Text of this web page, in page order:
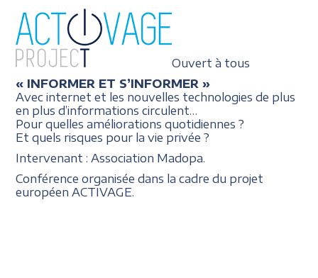
Ouvert à tous
« INFORMER ET S’INFORMER »
Avec internet et les nouvelles technologies de plus
en plus d’informations circulent…
Pour quelles améliorations quotidiennes ?
Et quels risques pour la vie privée ?
Intervenant : Association Madopa.
Conférence organisée dans la cadre du projet
européen ACTIVAGE.